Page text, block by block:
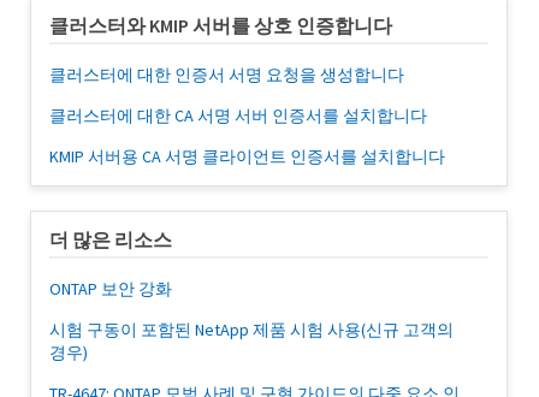
클러스터와 KMIP 서버를 상호 인증합니다
클러스터에 대한 인증서 서명 요청을 생성합니다
클러스터에 대한 CA 서명 서버 인증서를 설치합니다
KMIP 서버용 CA 서명 클라이언트 인증서를 설치합니다
더 많은 리소스
ONTAP 보안 강화
시험 구동이 포함된 NetApp 제품 시험 사용(신규 고객의
경우)